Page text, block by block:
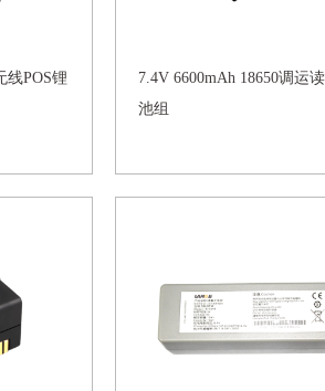
线POS锂
7.4V 6600mAh 18650调运
池组